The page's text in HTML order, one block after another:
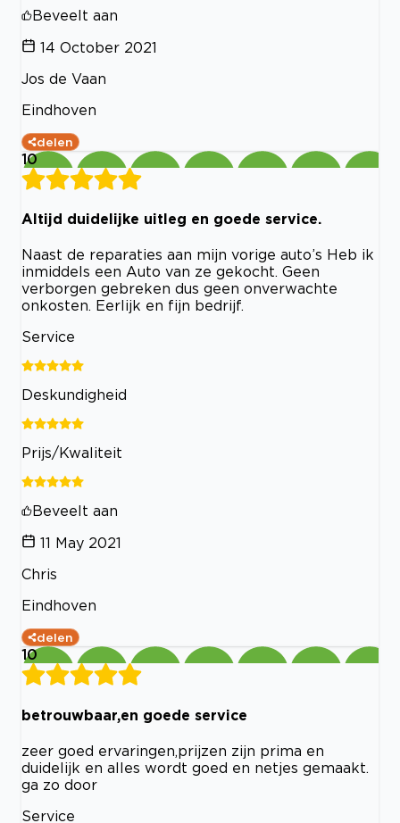
Beveelt aan
14 October 2021
Jos de Vaan
Eindhoven
delen
10
Altijd duidelijke uitleg en goede service.
Naast de reparaties aan mijn vorige auto’s Heb ik
inmiddels een Auto van ze gekocht. Geen
verborgen gebreken dus geen onverwachte
onkosten. Eerlijk en fijn bedrijf.
Service
Deskundigheid
Prijs/Kwaliteit
Beveelt aan
11 May 2021
Chris
Eindhoven
delen
10
betrouwbaar,en goede service
zeer goed ervaringen,prijzen zijn prima en
duidelijk en alles wordt goed en netjes gemaakt.
ga zo door
Service